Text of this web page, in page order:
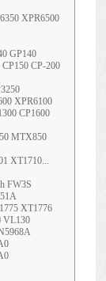
XPR6500
GP140
CP-200
XPR6100
CP1600
MTX850
XT1710...
FW3S
XT1776
VL130